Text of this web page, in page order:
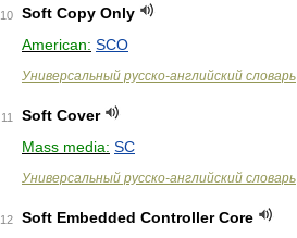
10
Soft Copy Only
American: SCO
Универсальный русско-английский словарь
11
Soft Cover
Mass media: SC
Универсальный русско-английский словарь
12
Soft Embedded Controller Core